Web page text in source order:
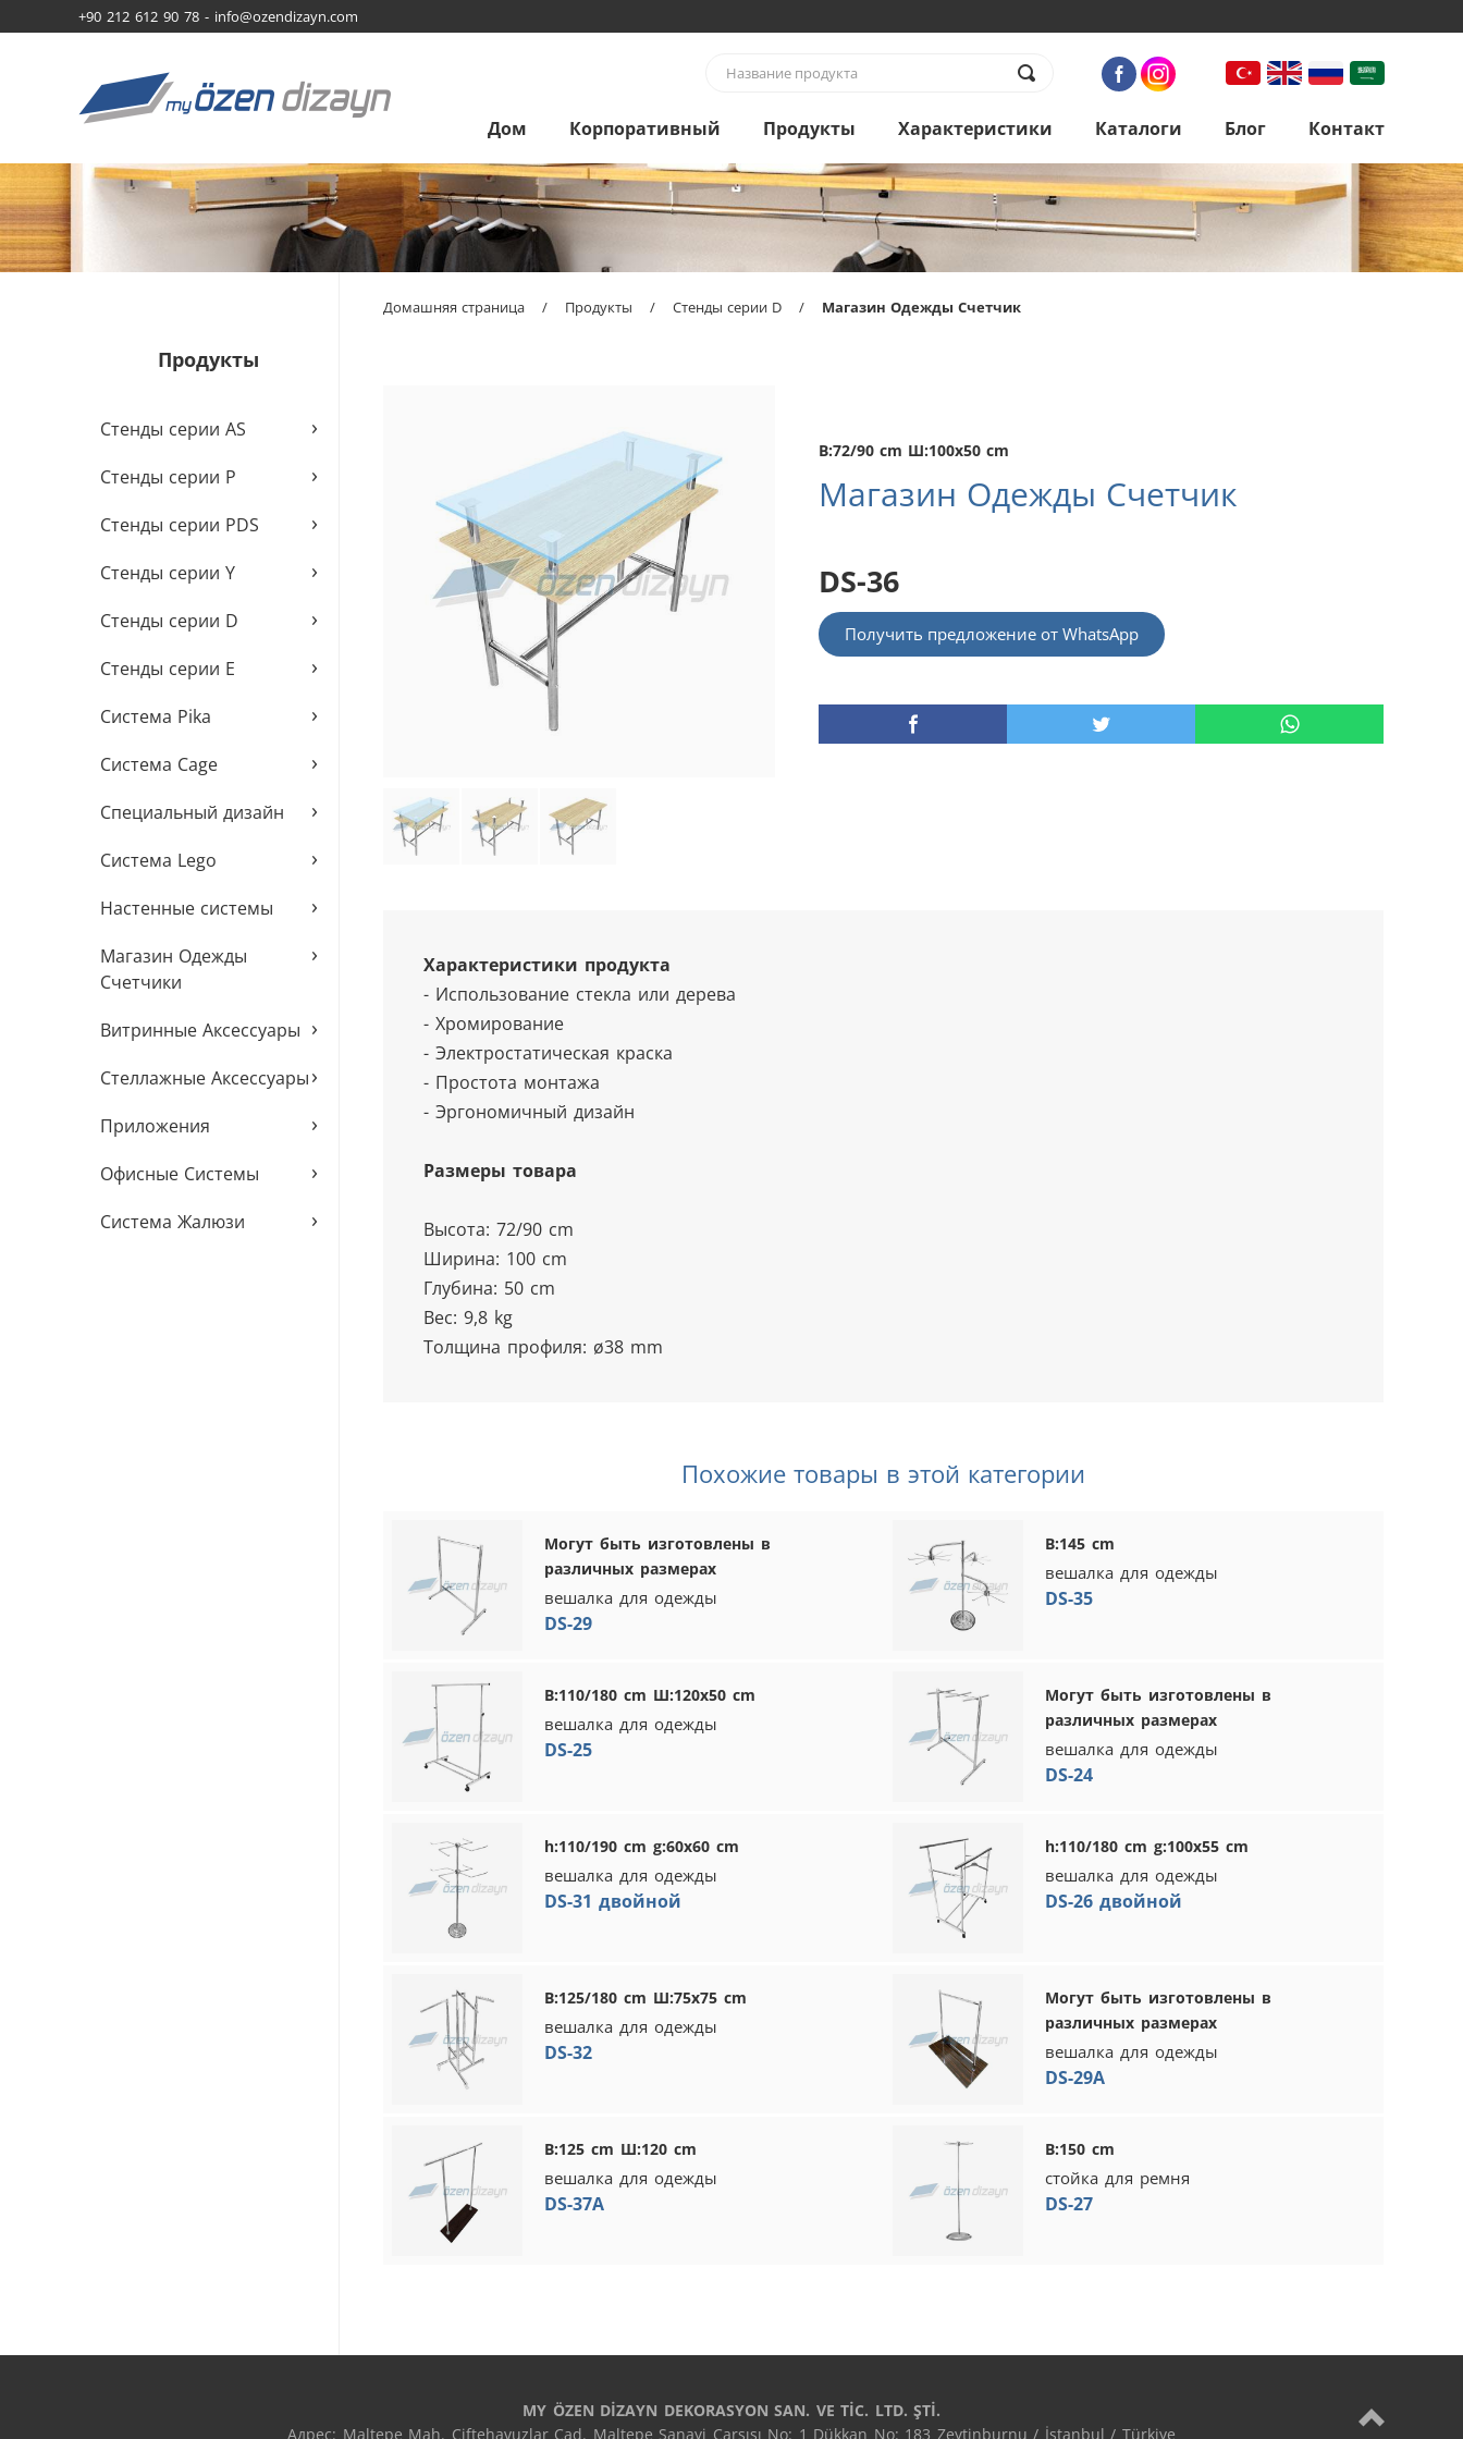
+90 212 612 90 78 - info@ozendizayn.com
Дом Корпоративный Продукты Характеристики Каталоги Блог Контакт
Продукты
›
Стенды серии AS
›
Стенды серии P
›
Стенды серии PDS
›
Стенды серии Y
›
Стенды серии D
›
Стенды серии E
›
Система Pika
›
Система Cage
›
Специальный дизайн
›
Система Lego
›
Настенные системы
›
Магазин Одежды
Счетчики
›
Витринные Аксессуары
›
Стеллажные Аксессуары
›
Приложения
›
Офисные Системы
›
Система Жалюзи
Домашняя страница / Продукты / Стенды серии D / Магазин Одежды Счетчик
В:72/90 cm Ш:100x50 cm
Магазин Одежды Счетчик
DS-36
Получить предложение от WhatsApp
Характеристики продукта
- Использование стекла или дерева
- Хромирование
- Электростатическая краска
- Простота монтажа
- Эргономичный дизайн
Размеры товара
Высота: 72/90 cm
Ширина: 100 cm
Глубина: 50 cm
Вес: 9,8 kg
Толщина профиля: ø38 mm
Похожие товары в этой категории
Могут быть изготовлены в
различных размерах
вешалка для одежды
DS-29
В:145 cm
вешалка для одежды
DS-35
В:110/180 cm Ш:120x50 cm
вешалка для одежды
DS-25
Могут быть изготовлены в
различных размерах
вешалка для одежды
DS-24
h:110/190 cm g:60x60 cm
вешалка для одежды
DS-31 двойной
h:110/180 cm g:100x55 cm
вешалка для одежды
DS-26 двойной
В:125/180 cm Ш:75x75 cm
вешалка для одежды
DS-32
Могут быть изготовлены в
различных размерах
вешалка для одежды
DS-29A
В:125 cm Ш:120 cm
вешалка для одежды
DS-37A
В:150 cm
стойка для ремня
DS-27
MY ÖZEN DİZAYN DEKORASYON SAN. VE TİC. LTD. ŞTİ.
Адрес: Maltepe Mah. Çiftehavuzlar Cad. Maltepe Sanayi Çarşısı No: 1 Dükkan No: 183 Zeytinburnu / İstanbul / Türkiye